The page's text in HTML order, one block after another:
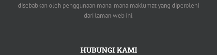
disebabkan oleh penggunaan mana-mana maklumat yang diperolehi
dari laman web ini.
HUBUNGI KAMI